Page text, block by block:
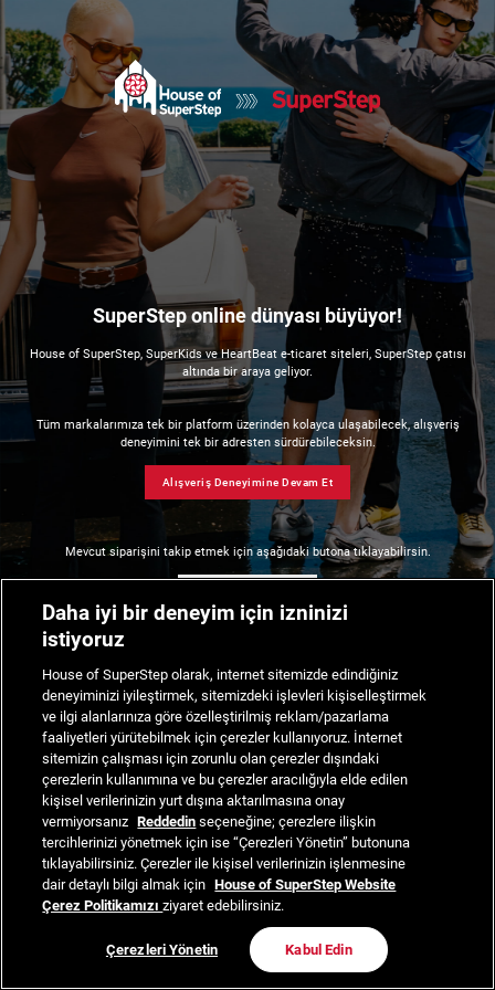
SuperStep online dünyası büyüyor!
House of SuperStep, SuperKids ve HeartBeat e-ticaret siteleri, SuperStep çatısı
altında bir araya geliyor.
Tüm markalarımıza tek bir platform üzerinden kolayca ulaşabilecek, alışveriş
deneyimini tek bir adresten sürdürebileceksin.
Alışveriş Deneyimine Devam Et
Mevcut siparişini takip etmek için aşağıdaki butona tıklayabilirsin.
Daha iyi bir deneyim için izninizi
istiyoruz
House of SuperStep olarak, internet sitemizde edindiğiniz
deneyiminizi iyileştirmek, sitemizdeki işlevleri kişiselleştirmek
ve ilgi alanlarınıza göre özelleştirilmiş reklam/pazarlama
faaliyetleri yürütebilmek için çerezler kullanıyoruz. İnternet
sitemizin çalışması için zorunlu olan çerezler dışındaki
çerezlerin kullanımına ve bu çerezler aracılığıyla elde edilen
kişisel verilerinizin yurt dışına aktarılmasına onay
vermiyorsanız Reddedin seçeneğine; çerezlere ilişkin
tercihlerinizi yönetmek için ise “Çerezleri Yönetin” butonuna
tıklayabilirsiniz. Çerezler ile kişisel verilerinizin işlenmesine
dair detaylı bilgi almak için House of SuperStep Website
Çerez Politikamızıziyaret edebilirsiniz.
Çerezleri Yönetin Kabul Edin